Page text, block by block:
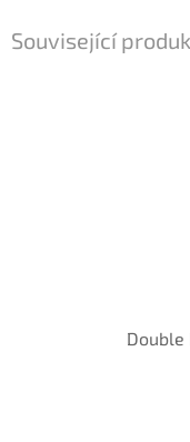
Související
Double